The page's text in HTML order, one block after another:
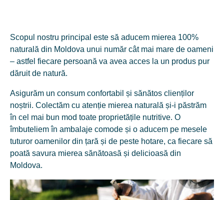
Exportat Prima Miere
2015 a fost un an de cotitură. Având un potențial sporit de
materie primă proprie, m-am axat pe identificarea
Astfel, ca la sfârșitul anului 2016, după luni bune de
documentare și pregătire, am realizat cu succes primul export
de miere în România și Polonia.
Scopul nostru principal este să aducem mierea 100%
naturală din Moldova unui număr cât mai mare de oameni
– astfel fiecare persoană va avea acces la un produs pur
dăruit de natură.
Asigurăm un consum confortabil și sănătos clienților
noștrii. Colectăm cu atenție mierea naturală și-i păstrăm
în cel mai bun mod toate proprietățile nutritive. O
îmbuteliem în ambalaje comode și o aducem pe mesele
tuturor oamenilor din țară și de peste hotare, ca fiecare să
poată savura mierea sănătoasă și delicioasă din
Moldova.